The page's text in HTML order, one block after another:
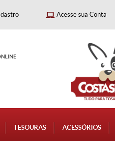
Acesse sua Conta
TESOURAS ACESSÓRIOS